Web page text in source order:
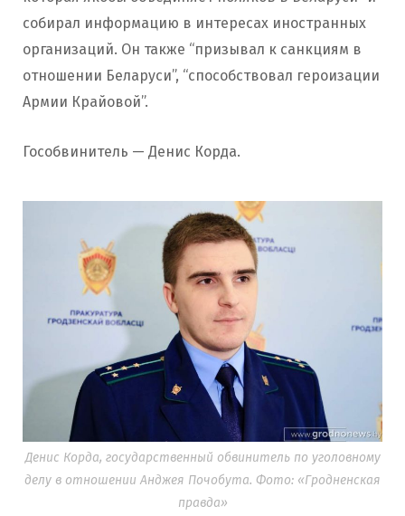
собирал информацию в интересах иностранных
организаций. Он также “призывал к санкциям в
отношении Беларуси”, “способствовал героизации
Армии Крайовой”.
Гособвинитель — Денис Корда.
Денис Корда, государственный обвинитель по уголовному
делу в отношении Анджея Почобута. Фото: «Гродненская
правда»